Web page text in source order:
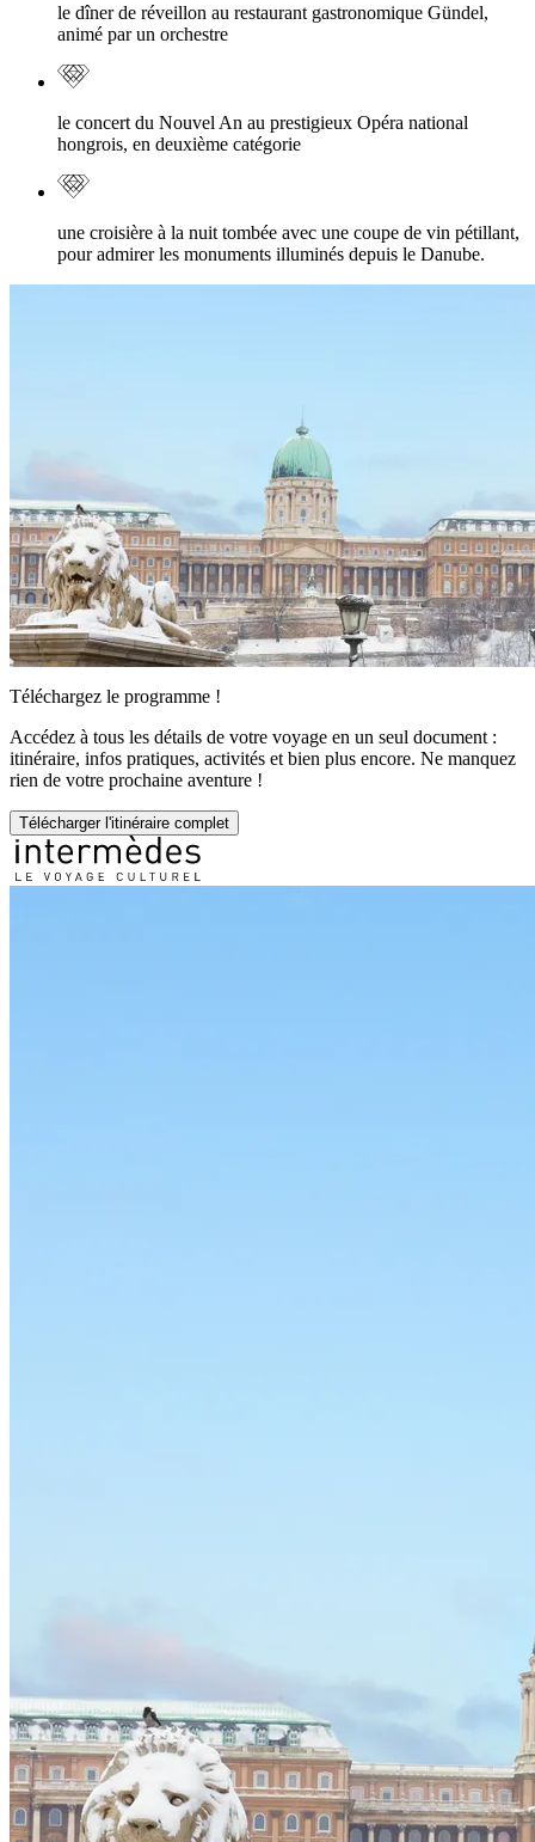
le dîner de réveillon au restaurant gastronomique Gündel,
animé par un orchestre
le concert du Nouvel An au prestigieux Opéra national
hongrois, en deuxième catégorie
une croisière à la nuit tombée avec une coupe de vin pétillant,
pour admirer les monuments illuminés depuis le Danube.
Téléchargez le programme !
Accédez à tous les détails de votre voyage en un seul document :
itinéraire, infos pratiques, activités et bien plus encore. Ne manquez
rien de votre prochaine aventure !
Télécharger l'itinéraire complet